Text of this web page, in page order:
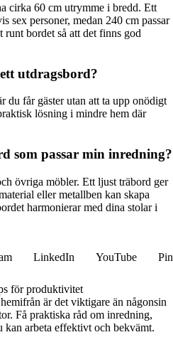
cirka 60 cm utrymme i bredd. Ett
sex personer, medan 240 cm passar
bordet så att det finns god
utdragsbord?
du får gäster utan att ta upp onödigt
lösning i mindre hem där
som passar min inredning?
övriga möbler. Ett ljust träbord ger
eller metallben kan skapa
harmonierar med dina stolar i
LinkedIn YouTube
för produktivitet
är det viktigare än någonsin
Få praktiska råd om inredning,
kan arbeta effektivt och bekvämt.